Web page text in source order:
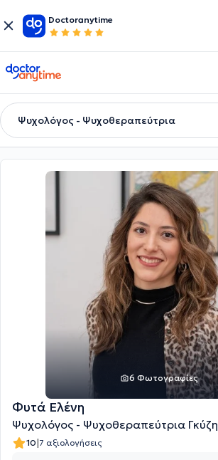
Doctoranytime
doctoranytime
Ψυχολόγος - Ψυχοθεραπεύτρια
6 Φωτογραφίες
Φυτά Ελένη
Ψυχολόγος - Ψυχοθεραπεύτρια Γκύζη
10|7 αξιολογήσεις